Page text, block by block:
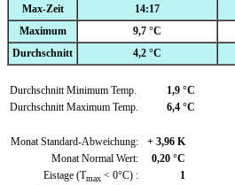
Max-Zeit
14:17
Maximum
9,7 °C
Durchschnitt
4,2 °C
Durchschnitt Minimum Temp.
1,9 °C
Durchschnitt Maximum Temp.
6,4 °C
Monat Standard-Abweichung:
+ 3,96 K
Monat Normal Wert:
0,20 °C
Eistage (Tmax < 0°C) :
1